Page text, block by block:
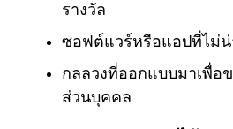
รางวัล
ซอฟต์แวร์หรือแอปที่ไม่น่
กลลวงที่ออกแบบมาเพื่อ
ส่วนบุคคล